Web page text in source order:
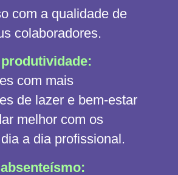
com a qualidade de
colaboradores.
com mais
de lazer e bem-estar
melhor com os
a dia profissional.